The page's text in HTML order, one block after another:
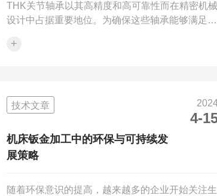
THK关节轴承以其高精度和高可靠性而在精密机械
设计中占据重要地位。为确保这些轴承能够满足应
关重要的。本文将介绍几种评估THK关节轴承耐久
计和制造过程中的潜在弱点，从而预测轴承在实际
运行条件下的性能和寿命。1、静态和动态负载测
试对THK关节轴承进行静态和动态负载测试可以模
拟其在静止和运动状态下的承载能力。...
+
技术文章
4-
机床钣金加工中的环保与可持续发
展策略
随着环保意识的提高，越来越多的企业开始关注生